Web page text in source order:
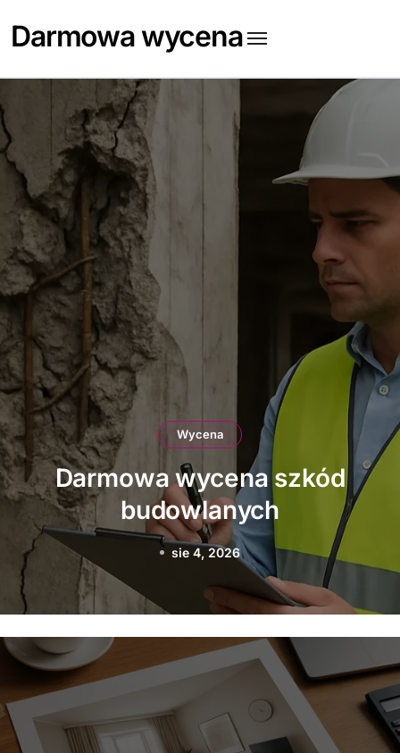
content
Darmowa wycena
Jak uzyskać darmową
wycenę firmy
transportowej
sie 2, 2026